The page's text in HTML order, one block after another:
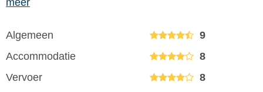
meer
Algemeen
9
Accommodatie
8
Vervoer
8